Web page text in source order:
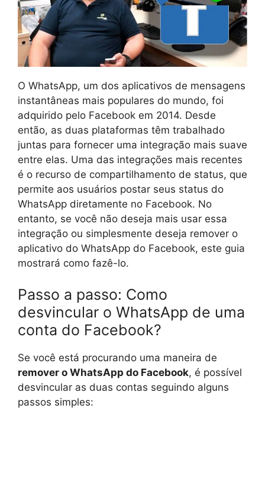
O WhatsApp, um dos aplicativos de mensagens
instantâneas mais populares do mundo, foi
adquirido pelo Facebook em 2014. Desde
então, as duas plataformas têm trabalhado
juntas para fornecer uma integração mais suave
entre elas. Uma das integrações mais recentes
é o recurso de compartilhamento de status, que
permite aos usuários postar seus status do
WhatsApp diretamente no Facebook. No
entanto, se você não deseja mais usar essa
integração ou simplesmente deseja remover o
aplicativo do WhatsApp do Facebook, este guia
mostrará como fazê-lo.
Passo a passo: Como
desvincular o WhatsApp de uma
conta do Facebook?
Se você está procurando uma maneira de
remover o WhatsApp do Facebook, é possível
desvincular as duas contas seguindo alguns
passos simples: